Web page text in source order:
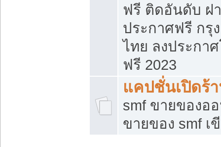
ฟรี ติดอันดับ ฝ
ประกาศฟรี กรุ
ไทย ลงประกา
ฟรี 2023
แคปชั่นเปิดร้
smf ขายของอ
ขายของ smf เ